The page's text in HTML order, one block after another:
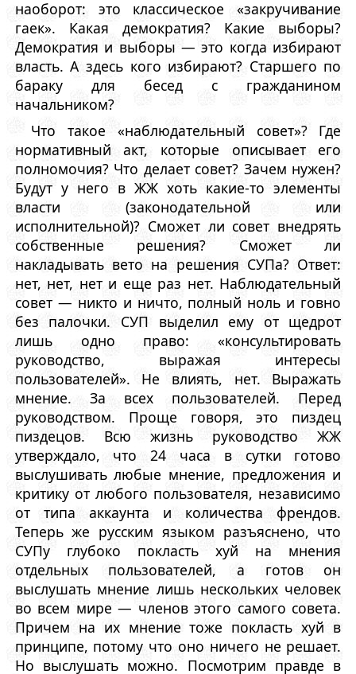
наоборот: это классическое «закручивание
гаек». Какая демократия? Какие выборы?
Демократия и выборы — это когда избирают
власть. А здесь кого избирают? Старшего по
бараку для бесед с гражданином
начальником?
Что такое «наблюдательный совет»? Где
нормативный акт, которые описывает его
полномочия? Что делает совет? Зачем нужен?
Будут у него в ЖЖ хоть какие-то элементы
власти (законодательной или
исполнительной)? Сможет ли совет внедрять
собственные решения? Сможет ли
накладывать вето на решения СУПа? Ответ:
нет, нет, нет и еще раз нет. Наблюдательный
совет — никто и ничто, полный ноль и говно
без палочки. СУП выделил ему от щедрот
лишь одно право: «консультировать
руководство, выражая интересы
пользователей». Не влиять, нет. Выражать
мнение. За всех пользователей. Перед
руководством. Проще говоря, это пиздец
пиздецов. Всю жизнь руководство ЖЖ
утверждало, что 24 часа в сутки готово
выслушивать любые мнение, предложения и
критику от любого пользователя, независимо
от типа аккаунта и количества френдов.
Теперь же русским языком разъяснено, что
СУПу глубоко покласть хуй на мнения
отдельных пользователей, а готов он
выслушать мнение лишь нескольких человек
во всем мире — членов этого самого совета.
Причем на их мнение тоже покласть хуй в
принципе, потому что оно ничего не решает.
Но выслушать можно. Посмотрим правде в